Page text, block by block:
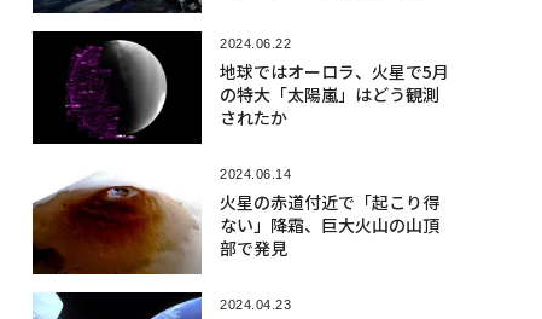
2024.06.22
地球ではオーロラ、火星で5月
の特大「太陽嵐」はどう観測
されたか
2024.06.14
火星の赤道付近で「起こり得
ない」降霜、巨大火山の山頂
部で発見
2024.04.23